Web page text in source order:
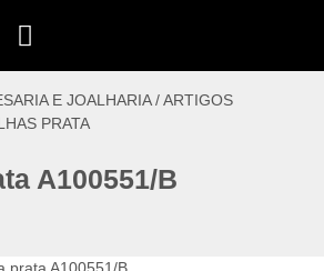
E JOALHARIA/ARTIGOS
PRATA
A100551/B